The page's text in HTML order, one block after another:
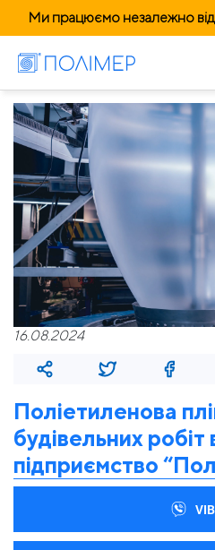
Ми працюємо незалежно
16.08.2024
Поліетиленова
будівельних
підприємство